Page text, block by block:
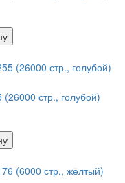
стр., голубой)